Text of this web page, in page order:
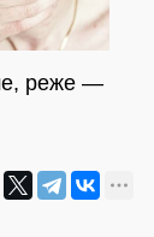
реже —